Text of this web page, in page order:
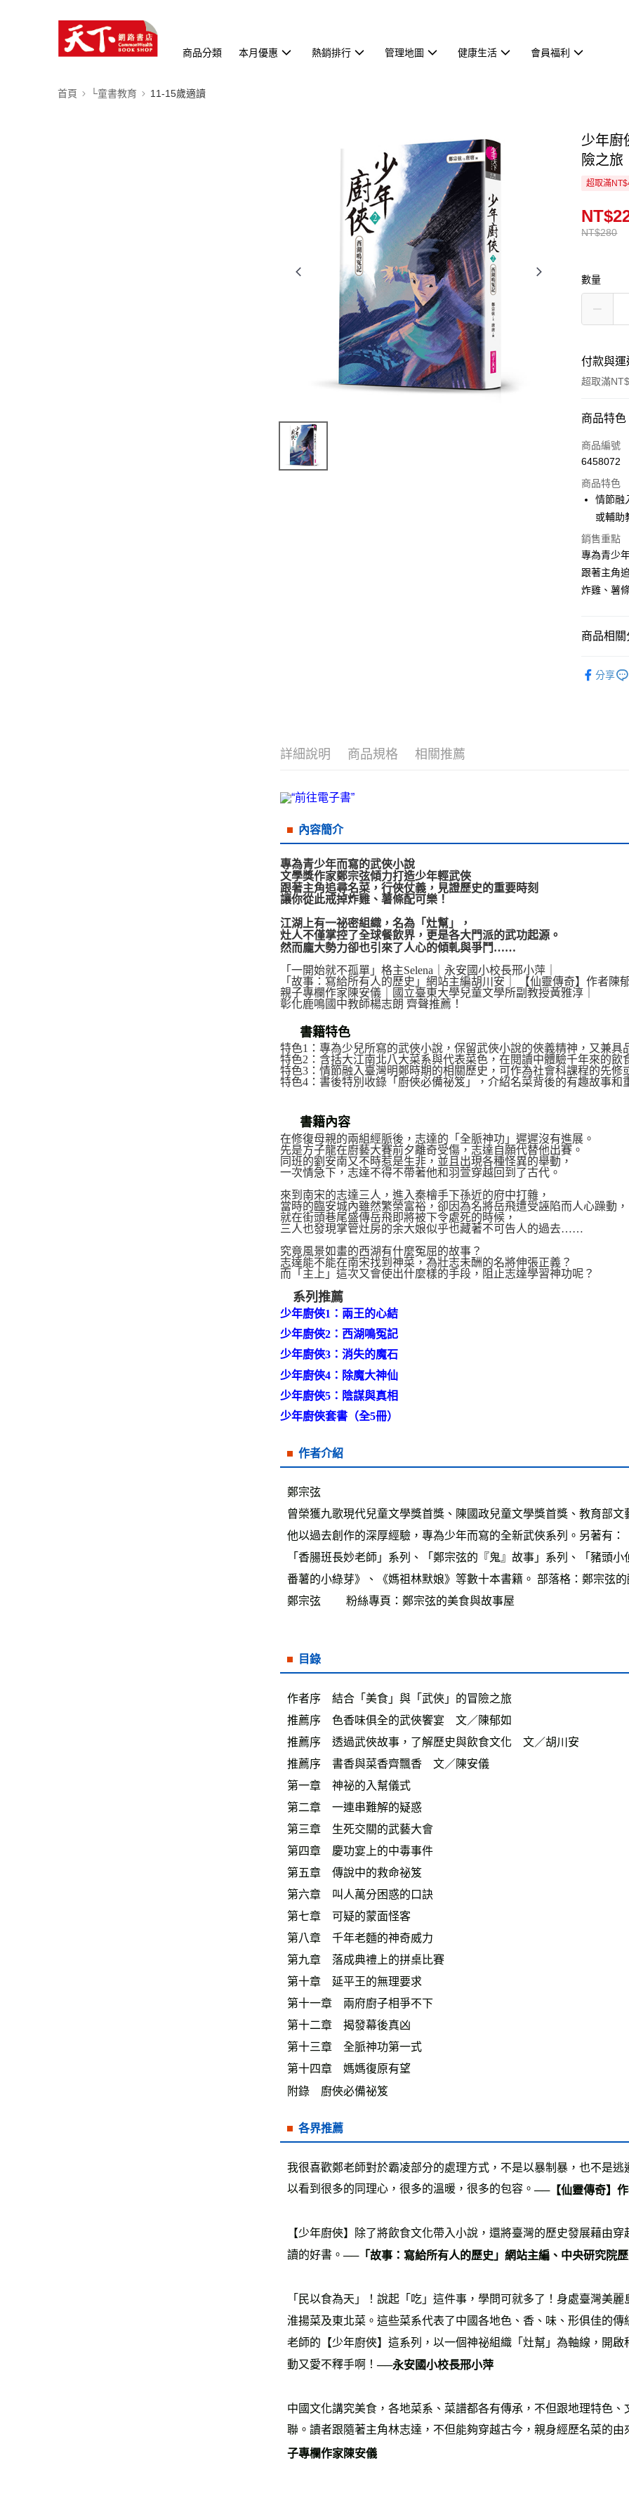
商品分類 本月優惠 熱銷排行 管理地圖 健康生活 會員福利
首頁 └童書教育 11-15歲適讀
少年廚
險之旅
超取滿
NT$280
數量
付款與運
超取滿
付款方式
信用卡一次
LINE Pay
Apple Pay
街口支付
悠遊付
運送方式
全家取貨
數位商品
商品特色
商品編號
6458072
商品特色
情節融
或輔助
銷售重點
專為青少
跟著主角
炸雞、薯
商品相關
分享
詳細說明 商品規格 相關推薦
內容簡介
專為青少年而寫的武俠小說
文學獎作家鄭宗弦傾力打造少年輕武俠
跟著主角追尋名菜，行俠仗義，見證歷史的重要時刻
讓你從此戒掉炸雞、薯條配可樂！
江湖上有一祕密組織，名為「灶幫」，
灶人不僅掌控了全球餐飲界，更是各大門派的武功起源。
然而龐大勢力卻也引來了人心的傾軋與爭鬥……
「一開始就不孤單」格主Selena｜永安國小校長邢小萍｜
「故事：寫給所有人的歷史」網站主編胡川安｜ 【仙靈傳奇】作者陳郁
親子專欄作家陳安儀｜國立臺東大學兒童文學所副教授黃雅淳｜
彰化鹿鳴國中教師楊志朗 齊聲推薦！
書籍特色
特色1：專為少兒所寫的武俠小說，保留武俠小說的俠義精神，又兼具
特色2：含括大江南北八大菜系與代表菜色，在閱讀中體驗千年來的飲
特色3：情節融入臺灣明鄭時期的相關歷史，可作為社會科課程的先修
特色4：書後特別收錄「廚俠必備祕笈」，介紹名菜背後的有趣故事和
書籍內容
在修復母親的兩組經脈後，志達的「全脈神功」遲遲沒有進展。
先是方子龍在廚藝大賽前夕離奇受傷，志達自願代替他出賽。
同班的劉安南又不時惹是生非，並且出現各種怪異的舉動，
一次情急下，志達不得不帶著他和羽萱穿越回到了古代。
來到南宋的志達三人，進入秦檜手下孫近的府中打雜，
當時的臨安城內雖然繁榮富裕，卻因為名將岳飛遭受誣陷而人心躁動，
就在街頭巷尾盛傳岳飛即將被下令處死的時候，
三人也發現掌管灶房的余大娘似乎也藏著不可告人的過去……
究竟風景如畫的西湖有什麼冤屈的故事？
志達能不能在南宋找到神菜，為壯志未酬的名將伸張正義？
而「主上」這次又會使出什麼樣的手段，阻止志達學習神功呢？
系列推薦
少年廚俠1：兩王的心結
少年廚俠2：西湖鳴冤記
少年廚俠3：消失的魔石
少年廚俠4：除魔大神仙
少年廚俠5：陰謀與真相
少年廚俠套書（全5冊）
作者介紹
鄭宗弦
曾榮獲九歌現代兒童文學獎首獎、陳國政兒童文學獎首獎、教育部
他以過去創作的深厚經驗，專為少年而寫的全新武俠系列。另著有
「香腸班長妙老師」系列、「鄭宗弦的『鬼』故事」系列、「豬頭
番薯的小綠芽》、《媽祖林默娘》等數十本書籍。 部落格：鄭宗弦
鄭宗弦 粉絲專頁：鄭宗弦的美食與故事屋
目錄
作者序 結合「美食」與「武俠」的冒險之旅
推薦序 色香味俱全的武俠饗宴 文／陳郁如
推薦序 透過武俠故事，了解歷史與飲食文化 文／胡川安
推薦序 書香與菜香齊飄香 文／陳安儀
第一章 神祕的入幫儀式
第二章 一連串難解的疑惑
第三章 生死交關的武藝大會
第四章 慶功宴上的中毒事件
第五章 傳說中的救命祕笈
第六章 叫人萬分困惑的口訣
第七章 可疑的蒙面怪客
第八章 千年老麵的神奇威力
第九章 落成典禮上的拼桌比賽
第十章 延平王的無理要求
第十一章 兩府廚子相爭不下
第十二章 揭發幕後真凶
第十三章 全脈神功第一式
第十四章 媽媽復原有望
附錄 廚俠必備祕笈
各界推薦
我很喜歡鄭老師對於霸凌部分的處理方式，不是以暴制暴，也不是
以看到很多的同理心，很多的溫暖，很多的包容。──【仙靈傳奇】
【少年廚俠】除了將飲食文化帶入小說，還將臺灣的歷史發展藉由
讀的好書。──「故事：寫給所有人的歷史」網站主編、中央研究院
「民以食為天」！說起「吃」這件事，學問可就多了！身處臺灣美
淮揚菜及東北菜。這些菜系代表了中國各地色、香、味、形俱佳的
老師的【少年廚俠】這系列，以一個神祕組織「灶幫」為軸線，開
動又愛不釋手啊！──永安國小校長邢小萍
中國文化講究美食，各地菜系、菜譜都各有傳承，不但跟地理特色
聯。讀者跟隨著主角林志達，不但能夠穿越古今，親身經歷名菜的
子專欄作家陳安儀